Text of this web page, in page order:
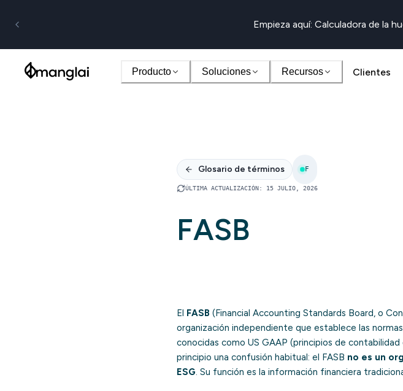
Empieza aquí: Calculadora de la
Producto Soluciones Recursos Clientes
Glosario de términos F
ÚLTIMA ACTUALIZACIÓN: 15 JULIO, 2026
FASB
El FASB (Financial Accounting Standards Board, o
organización independiente que establece las
conocidas como US GAAP (principios de
principio una confusión habitual: el FASB no es un
ESG. Su función es la información financiera